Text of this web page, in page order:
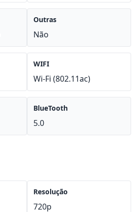
Outras
Não
WIFI
Wi-Fi (802.11ac)
BlueTooth
5.0
Resolução
720p